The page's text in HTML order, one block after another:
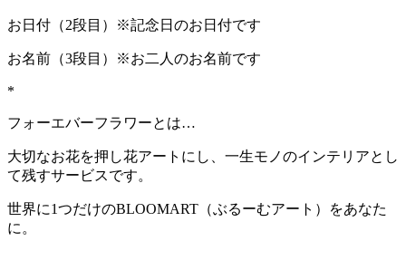
お日付（2段目）※記念日のお日付です
お名前（3段目）※お二人のお名前です
*
フォーエバーフラワーとは…
大切なお花を押し花アートにし、一生モノのインテリアとし
て残すサービスです。
世界に1つだけのBLOOMART（ぶるーむアート）をあなた
に。